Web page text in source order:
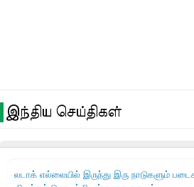
இந்திய செய்திகள்